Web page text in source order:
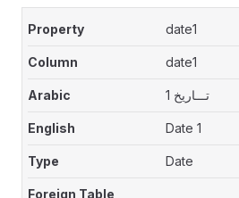
date1
date1
تـــاريخ 1
Date 1
Date